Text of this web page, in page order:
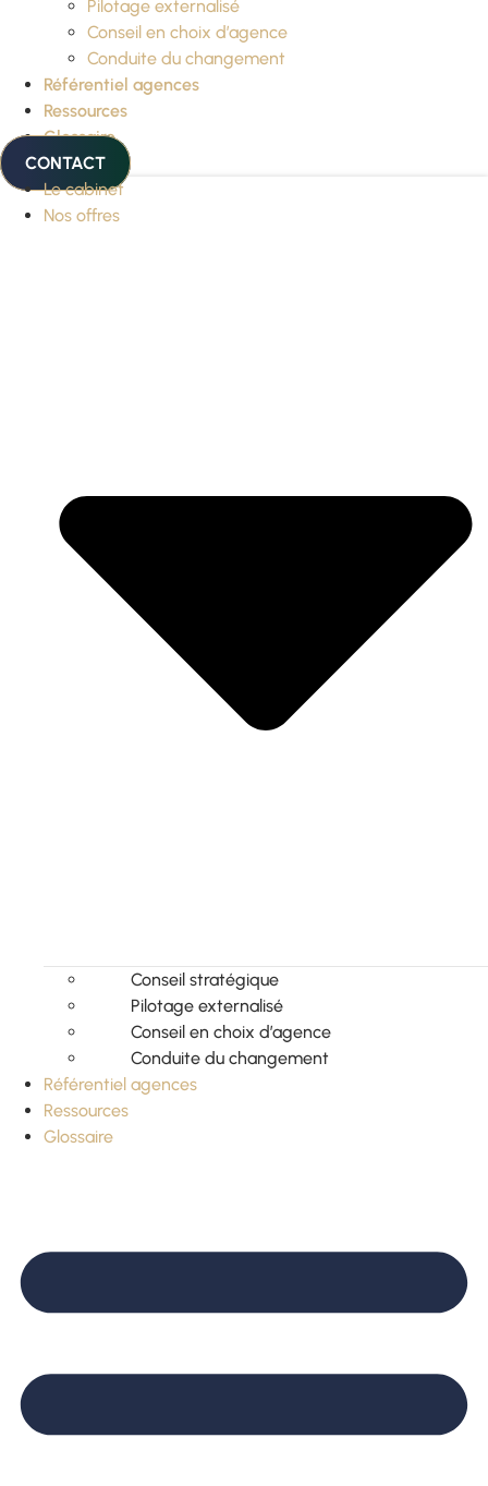
Pilotage externalisé
Conseil en choix d’agence
Conduite du changement
Référentiel agences
Ressources
Glossaire
CONTACT
Le cabinet
Nos offres
Conseil stratégique
Pilotage externalisé
Conseil en choix d’agence
Conduite du changement
Référentiel agences
Ressources
Glossaire